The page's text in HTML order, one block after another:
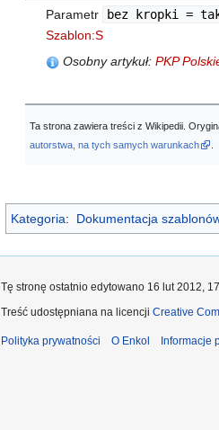
Parametr bez kropki =
Szablon:S
Osobny artykuł: PKP
Ta strona zawiera treści z Wikipedii.
autorstwa, na tych samych warunkach
Kategoria: Dokumentacja
Tę stronę ostatnio edytowano 16 lut 2012,
Treść udostępniana na licencji Creative
Polityka prywatności O Enkol Informacje